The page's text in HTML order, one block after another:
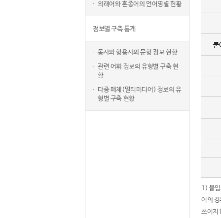
외래어와 혼종어의 언어명별 현황
정보별 구축 통계
동사와 형용사의 문형 정보 현황
관련 어휘 정보의 유형별 구축 현
황
다중 매체(멀티미디어) 정보의 유
형별 구축 현황
붙
1) 붙
어의
쓰이지